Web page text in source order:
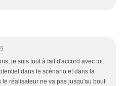
je suis tout à fait d'accord avec toi.
dans le scénario et dans la
le réalisateur ne va pas jusqu'au bout